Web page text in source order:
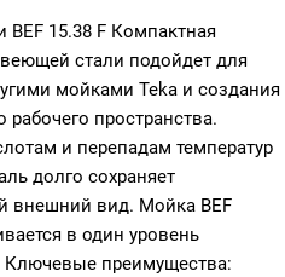
15.38 F Компактная
стали подойдет для
мойками Teka и создания
рабочего пространства.
и перепадам температур
долго сохраняет
внешний вид. Мойка BEF
в один уровень
Ключевые преимущества: